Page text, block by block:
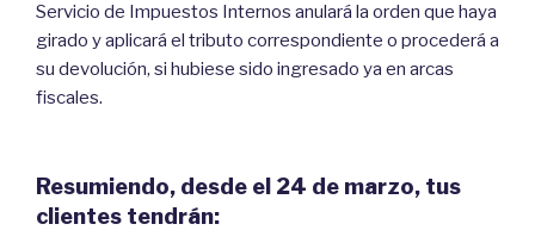
Servicio de Impuestos Internos anulará la orden que haya
girado y aplicará el tributo correspondiente o procederá a
su devolución, si hubiese sido ingresado ya en arcas
fiscales.
Resumiendo, desde el 24 de marzo, tus
clientes tendrán: